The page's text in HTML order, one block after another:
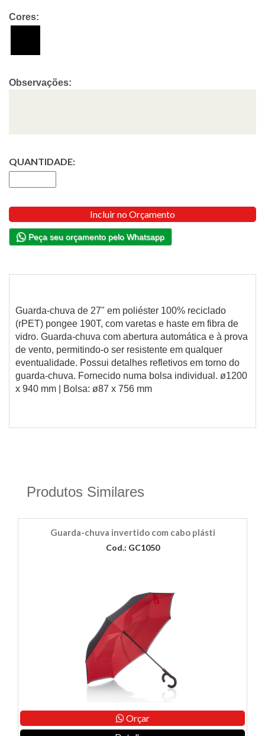
Cores:
Observações:
QUANTIDADE:
Incluir no Orçamento
Peça seu orçamento pelo Whatsapp
Guarda-chuva de 27" em poliéster 100% reciclado
(rPET) pongee 190T, com varetas e haste em fibra de
vidro. Guarda-chuva com abertura automática e à prova
de vento, permitindo-o ser resistente em qualquer
eventualidade. Possui detalhes refletivos em torno do
guarda-chuva. Fornecido numa bolsa individual. ø1200
x 940 mm | Bolsa: ø87 x 756 mm
Produtos Similares
Guarda-chuva invertido com cabo plásti
Cod.: GC1050
Orçar